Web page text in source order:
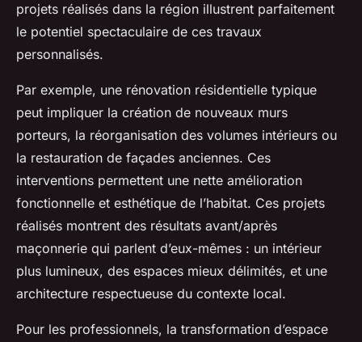
projets réalisés dans la région illustrent parfaitement
le potentiel spectaculaire de ces travaux
personnalisés.
Par exemple, une rénovation résidentielle typique
peut impliquer la création de nouveaux murs
porteurs, la réorganisation des volumes intérieurs ou
la restauration de façades anciennes. Ces
interventions permettent une nette amélioration
fonctionnelle et esthétique de l’habitat. Ces projets
réalisés montrent des résultats avant/après
maçonnerie qui parlent d’eux-mêmes : un intérieur
plus lumineux, des espaces mieux délimités, et une
architecture respectueuse du contexte local.
Pour les professionnels, la transformation d’espace